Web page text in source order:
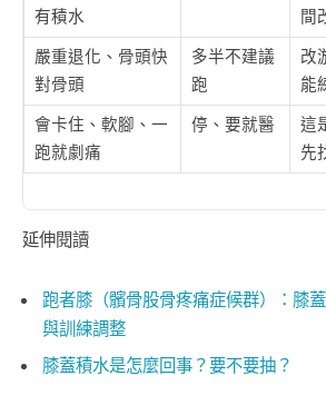
有積水
間
嚴重退化、骨頭快
對骨頭
多半不建議
跑
改
能
會卡住、軟腳、一
跑就劇痛
停、要就醫
這
先
延伸閱讀
跑者膝（髕骨股骨疼痛症候群）：膝
與訓練調整
膝蓋積水是怎麼回事？要不要抽？